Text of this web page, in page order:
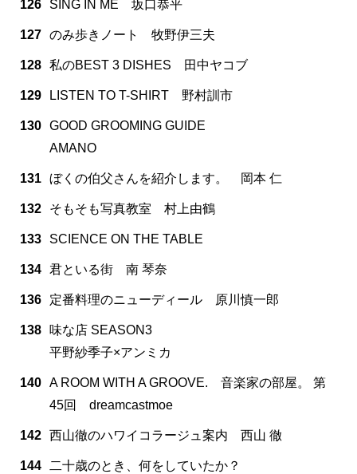
126 SING IN ME 坂口恭平
127 のみ歩きノート 牧野伊三夫
128 私のBEST 3 DISHES 田中ヤコブ
129 LISTEN TO T-SHIRT 野村訓市
130 GOOD GROOMING GUIDE
AMANO
131 ぼくの伯父さんを紹介します。 岡本 仁
132 そもそも写真教室 村上由鶴
133 SCIENCE ON THE TABLE
134 君といる街 南 琴奈
136 定番料理のニューディール 原川慎一郎
138
味な店 SEASON3
平野紗季子×アンミカ
140 A ROOM WITH A GROOVE. 音楽家の部屋。 第
45回 dreamcastmoe
142 西山徹のハワイコラージュ案内 西山 徹
144
二十歳のとき、何をしていたか？